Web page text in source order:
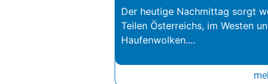
Der heutige Nachmittag sorgt
Teilen Österreichs, im Westen
Haufenwolken....